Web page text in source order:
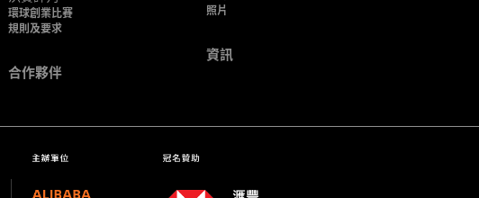
環球創業比賽
規則及要求
合作夥伴
照片
資訊